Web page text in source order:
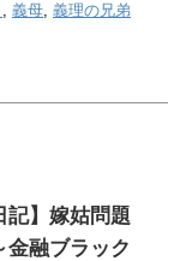
, 義母, 義理の兄弟
記】嫁姑問題
金融ブラック